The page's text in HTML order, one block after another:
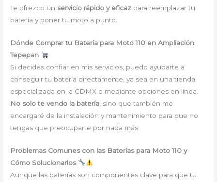
Te ofrezco un servicio rápido y eficaz para reemplazar tu
batería y poner tu moto a punto.
Dónde Comprar tu Batería para Moto 110 en Ampliación
Tepepan
Si decides confiar en mis servicios, puedo ayudarte a
conseguir tu batería directamente, ya sea en una tienda
especializada en la CDMX o mediante opciones en línea.
No solo te vendo la batería , sino que también me
encargaré de la instalación y mantenimiento para que no
tengas que preocuparte por nada más.
Problemas Comunes con las Baterías para Moto 110 y
Cómo Solucionarlos
Aunque las baterías son componentes clave para que tu